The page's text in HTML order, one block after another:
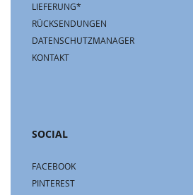
LIEFERUNG*
RÜCKSENDUNGEN
DATENSCHUTZMANAGER
KONTAKT
SOCIAL
FACEBOOK
PINTEREST